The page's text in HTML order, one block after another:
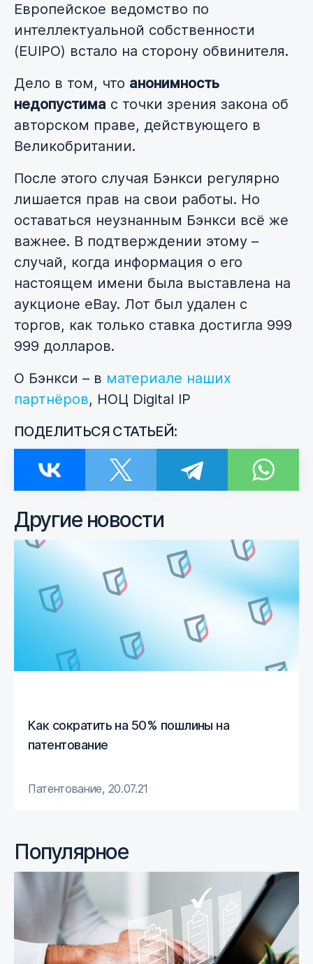
Европейское ведомство по
интеллектуальной собственности
(EUIPO) встало на сторону обвинителя.
Дело в том, что анонимность
недопустима с точки зрения закона об
авторском праве, действующего в
Великобритании.
После этого случая Бэнкси регулярно
лишается прав на свои работы. Но
оставаться неузнанным Бэнкси всё же
важнее. В подтверждении этому –
случай, когда информация о его
настоящем имени была выставлена на
аукционе eBay. Лот был удален с
торгов, как только ставка достигла 999
999 долларов.
О Бэнкси – в материале наших
партнёров, НОЦ Digital IP
ПОДЕЛИТЬСЯ СТАТЬЕЙ:
Другие новости
Как сократить на 50% пошлины на
патентование
Патентование, 20.07.21
Популярное